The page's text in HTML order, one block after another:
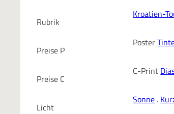
Rubrik
Kroatien-
Preise P
Poster
Preise C
C-Print
Licht
Sonne .